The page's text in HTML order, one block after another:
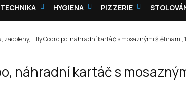
HYGIENA PIZZERIE
zaoblený, Lilly Codroipo, náhradní kartáč s mosaznými štětinami,
náhradní kartáč s